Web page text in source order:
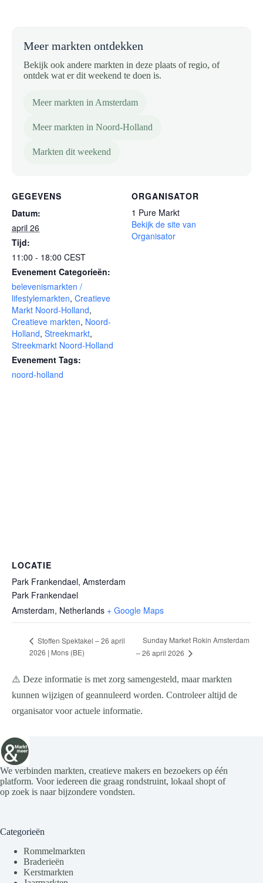
Meer markten ontdekken
Bekijk ook andere markten in deze plaats of regio, of
ontdek wat er dit weekend te doen is.
Meer markten in Amsterdam
Meer markten in Noord-Holland
Markten dit weekend
GEGEVENS
Datum:
april 26
Tijd:
11:00 - 18:00 CEST
Evenement Categorieën:
belevenismarkten /
lifestylemarkten, Creatieve
Markt Noord-Holland,
Creatieve markten, Noord-
Holland, Streekmarkt,
Streekmarkt Noord-Holland
Evenement Tags:
noord-holland
ORGANISATOR
1 Pure Markt
Bekijk de site van
Organisator
LOCATIE
Park Frankendael, Amsterdam
Park Frankendael
Amsterdam, Netherlands + Google Maps
Stoffen Spektakel – 26 april
2026 | Mons (BE)
Sunday Market Rokin Amsterdam
– 26 april 2026
⚠️ Deze informatie is met zorg samengesteld, maar markten
kunnen wijzigen of geannuleerd worden. Controleer altijd de
organisator voor actuele informatie.
We verbinden markten, creatieve makers en bezoekers op één
platform. Voor iedereen die graag rondstruint, lokaal shopt of
op zoek is naar bijzondere vondsten.
Categorieën
Rommelmarkten
Braderieën
Kerstmarkten